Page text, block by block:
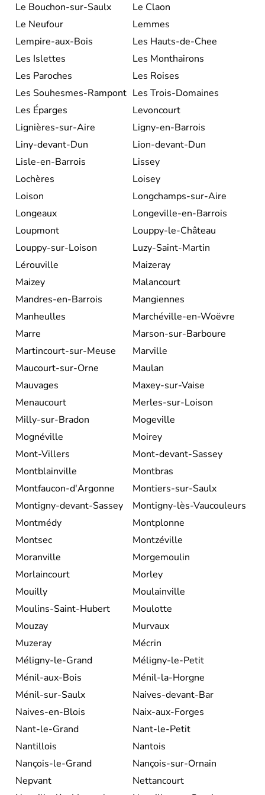
Le Bouchon-sur-Saulx
Le Claon
Le Neufour
Lemmes
Lempire-aux-Bois
Les Hauts-de-Chee
Les Islettes
Les Monthairons
Les Paroches
Les Roises
Les Souhesmes-Rampont Les Trois-Domaines
Les Éparges
Levoncourt
Lignières-sur-Aire
Ligny-en-Barrois
Liny-devant-Dun
Lion-devant-Dun
Lisle-en-Barrois
Lissey
Lochères
Loisey
Loison
Longchamps-sur-Aire
Longeaux
Longeville-en-Barrois
Loupmont
Louppy-le-Château
Louppy-sur-Loison
Luzy-Saint-Martin
Lérouville
Maizeray
Maizey
Malancourt
Mandres-en-Barrois
Mangiennes
Manheulles
Marchéville-en-Woëvre
Marre
Marson-sur-Barboure
Martincourt-sur-Meuse
Marville
Maucourt-sur-Orne
Maulan
Mauvages
Maxey-sur-Vaise
Menaucourt
Merles-sur-Loison
Milly-sur-Bradon
Mogeville
Mognéville
Moirey
Mont-Villers
Mont-devant-Sassey
Montblainville
Montbras
Montfaucon-d'Argonne
Montiers-sur-Saulx
Montigny-devant-Sassey
Montigny-lès-Vaucouleurs
Montmédy
Montplonne
Montsec
Montzéville
Moranville
Morgemoulin
Morlaincourt
Morley
Mouilly
Moulainville
Moulins-Saint-Hubert
Moulotte
Mouzay
Murvaux
Muzeray
Mécrin
Méligny-le-Grand
Méligny-le-Petit
Ménil-aux-Bois
Ménil-la-Horgne
Ménil-sur-Saulx
Naives-devant-Bar
Naives-en-Blois
Naix-aux-Forges
Nant-le-Grand
Nant-le-Petit
Nantillois
Nantois
Nançois-le-Grand
Nançois-sur-Ornain
Nepvant
Nettancourt